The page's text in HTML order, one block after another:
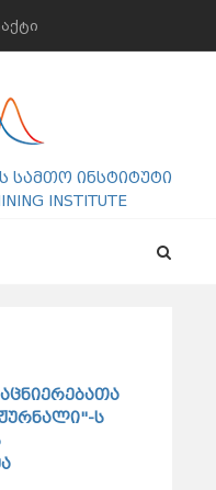
სამთო ინსტიტუტი
INSTITUTE
ს